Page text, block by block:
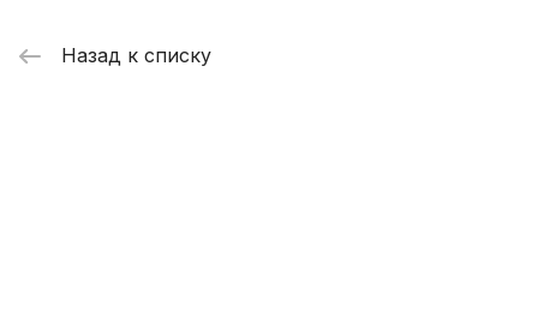
Назад к списку